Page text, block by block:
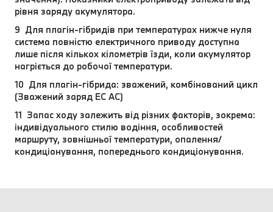
рівня заряду акумулятора.
9 Для плагін-гібридів при температурах нижче нуля
система повністю електричного приводу доступна
лише після кількох кілометрів їзди, коли акумулятор
нагріється до робочої температури.
10 Для плагін-гібрида: зважений, комбінований цикл
(Зважений заряд EC AC)
11 Запас ходу залежить від різних факторів, зокрема:
індивідуального стилю водіння, особливостей
маршруту, зовнішньої температури, опалення/
кондиціонування, попереднього кондиціонування.